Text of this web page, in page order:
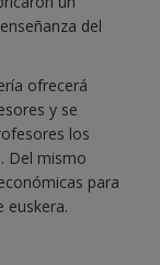
del
ofrecerá
y se
los
Del mismo
para
euskera.